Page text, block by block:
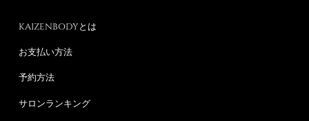
KAIZENBODYとは
お支払い方法
予約方法
サロンランキング